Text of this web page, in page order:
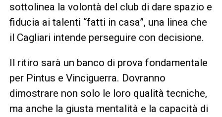
sottolinea la volontà del club di dare spazio e
fiducia ai talenti “fatti in casa”, una linea che
il Cagliari intende perseguire con decisione.
Il ritiro sarà un banco di prova fondamentale
per Pintus e Vinciguerra. Dovranno
dimostrare non solo le loro qualità tecniche,
ma anche la giusta mentalità e la capacità di